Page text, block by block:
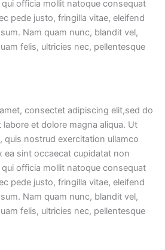
officia mollit natoque consequat
pede justo, fringilla vitae, eleifend
Nam quam nunc, blandit vel,
felis, ultricies nec, pellentesque
consectet adipiscing elit,sed do
et dolore magna aliqua. Ut
quis nostrud exercitation ullamco
ea sint occaecat cupidatat non
officia mollit natoque consequat
pede justo, fringilla vitae, eleifend
Nam quam nunc, blandit vel,
felis, ultricies nec, pellentesque